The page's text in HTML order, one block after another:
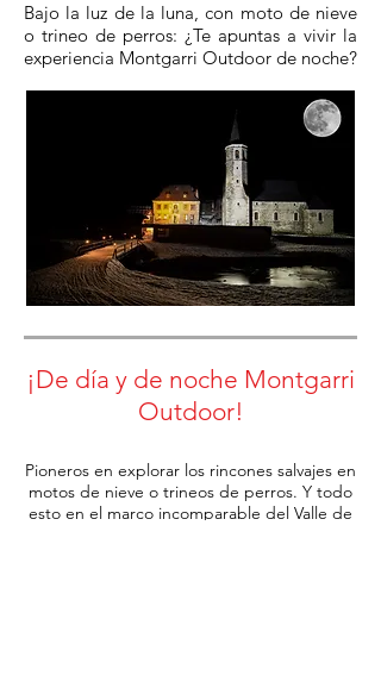
Bajo la luz de la luna, con moto de nieve
o trineo de perros: ¿Te apuntas a vivir la
experiencia Montgarri Outdoor de noche?
¡De día y de noche Montgarri
Outdoor!
Pioneros en explorar los rincones salvajes en
motos de nieve o trineos de perros. Y todo
esto en el marco incomparable del Valle de